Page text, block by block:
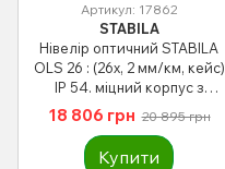
Артикул: 17862
STABILA
Нівелір оптичний STABILA
OLS 26 : (26x, 2 мм/км, кейс)
IP 54. міцний корпус з
захистним кожухом.
18 806 грн 20 895 грн
Купити